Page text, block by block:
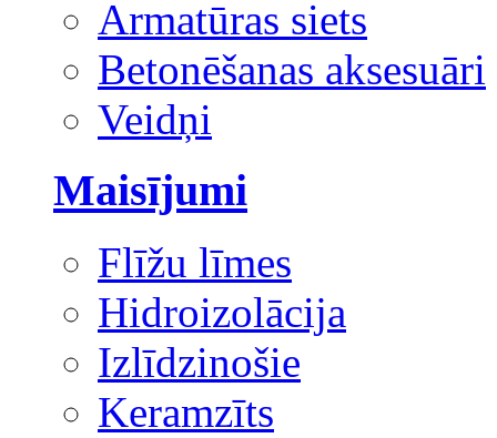
Armatūras siets
Betonēšanas aksesuāri
Veidņi
Maisījumi
Flīžu līmes
Hidroizolācija
Izlīdzinošie
Keramzīts